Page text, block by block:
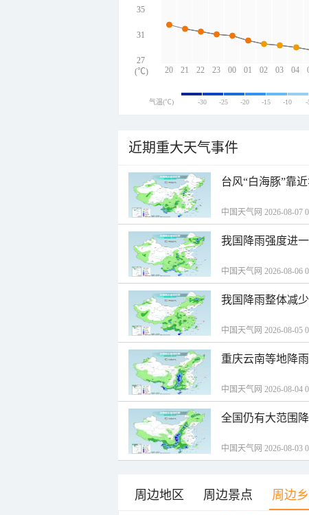
20 21 22 23 00 01 02 03 04
35
31
27
(℃)
气温(℃) -30 -25 -20 -15 -10 -
近期重大天气事件
台风“白海豚”靠
中国天气网 2026-08-07
我国降雨强度进
中国天气网 2026-08-06
我国降雨整体减
中国天气网 2026-08-05
重庆云南等地降
中国天气网 2026-08-04
全国仍有大范围
中国天气网 2026-08-03
周边地区 周边景点 周边